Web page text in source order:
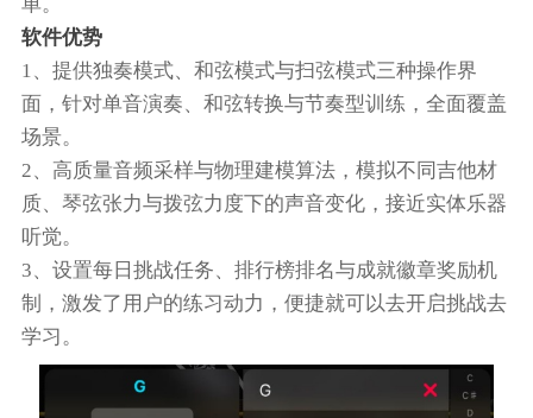
软件优势
1、提供独奏模式、和弦模式与扫弦模式三种操作界
面，针对单音演奏、和弦转换与节奏型训练，全面覆盖
场景。
2、高质量音频采样与物理建模算法，模拟不同吉他材
质、琴弦张力与拨弦力度下的声音变化，接近实体乐器
听觉。
3、设置每日挑战任务、排行榜排名与成就徽章奖励机
制，激发了用户的练习动力，便捷就可以去开启挑战去
学习。